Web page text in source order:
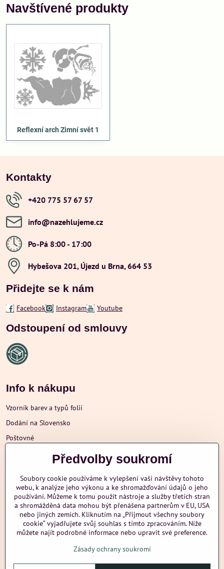
Navštívené produkty
Reflexní arch Zimní svět 1
Kontakty
+420 775 57 67 57
info​@nazehlujeme​.cz
Po-Pá 8:00 - 17:00
Hybešova 201, Újezd u Brna, 664 53
Přidejte se k nám
Facebook Instagram Youtube
Odstoupení od smlouvy
Info k nákupu
Vzorník barev a typů folií
Dodání na Slovensko
Poštovné
Obchodní podmínky
Ochrana osobních údajů
Další informace
nazehlujeme
Předvolby soukromí
Soubory cookie používáme k vylepšení vaší návštěvy tohoto
webu, k analýze jeho výkonu a ke shromažďování údajů o jeho
používání. Můžeme k tomu použít nástroje a služby třetích stran
a shromážděná data mohou být přenášena partnerům v EU, USA
nebo jiných zemích. Kliknutím na „Přijmout všechny soubory
cookie“ vyjadřujete svůj souhlas s tímto zpracováním. Níže
můžete najít podrobné informace nebo upravit své preference.
Zásady ochrany soukromí